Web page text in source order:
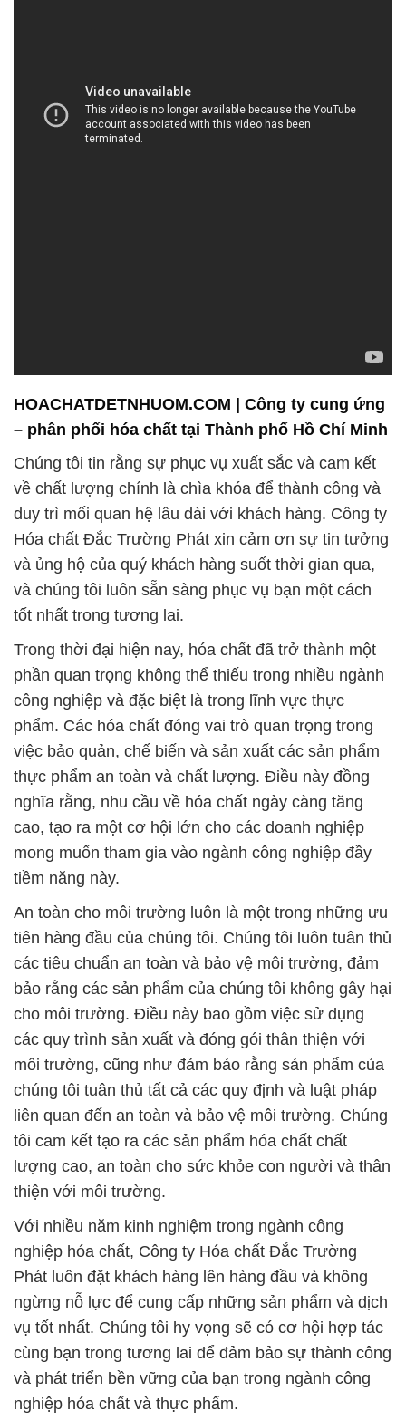
HOACHATDETNHUOM.COM | Công ty cung ứng
– phân phối hóa chất tại Thành phố Hồ Chí Minh
Chúng tôi tin rằng sự phục vụ xuất sắc và cam kết
về chất lượng chính là chìa khóa để thành công và
duy trì mối quan hệ lâu dài với khách hàng. Công ty
Hóa chất Đắc Trường Phát xin cảm ơn sự tin tưởng
và ủng hộ của quý khách hàng suốt thời gian qua,
và chúng tôi luôn sẵn sàng phục vụ bạn một cách
tốt nhất trong tương lai.
Trong thời đại hiện nay, hóa chất đã trở thành một
phần quan trọng không thể thiếu trong nhiều ngành
công nghiệp và đặc biệt là trong lĩnh vực thực
phẩm. Các hóa chất đóng vai trò quan trọng trong
việc bảo quản, chế biến và sản xuất các sản phẩm
thực phẩm an toàn và chất lượng. Điều này đồng
nghĩa rằng, nhu cầu về hóa chất ngày càng tăng
cao, tạo ra một cơ hội lớn cho các doanh nghiệp
mong muốn tham gia vào ngành công nghiệp đầy
tiềm năng này.
An toàn cho môi trường luôn là một trong những ưu
tiên hàng đầu của chúng tôi. Chúng tôi luôn tuân thủ
các tiêu chuẩn an toàn và bảo vệ môi trường, đảm
bảo rằng các sản phẩm của chúng tôi không gây hại
cho môi trường. Điều này bao gồm việc sử dụng
các quy trình sản xuất và đóng gói thân thiện với
môi trường, cũng như đảm bảo rằng sản phẩm của
chúng tôi tuân thủ tất cả các quy định và luật pháp
liên quan đến an toàn và bảo vệ môi trường. Chúng
tôi cam kết tạo ra các sản phẩm hóa chất chất
lượng cao, an toàn cho sức khỏe con người và thân
thiện với môi trường.
Với nhiều năm kinh nghiệm trong ngành công
nghiệp hóa chất, Công ty Hóa chất Đắc Trường
Phát luôn đặt khách hàng lên hàng đầu và không
ngừng nỗ lực để cung cấp những sản phẩm và dịch
vụ tốt nhất. Chúng tôi hy vọng sẽ có cơ hội hợp tác
cùng bạn trong tương lai để đảm bảo sự thành công
và phát triển bền vững của bạn trong ngành công
nghiệp hóa chất và thực phẩm.